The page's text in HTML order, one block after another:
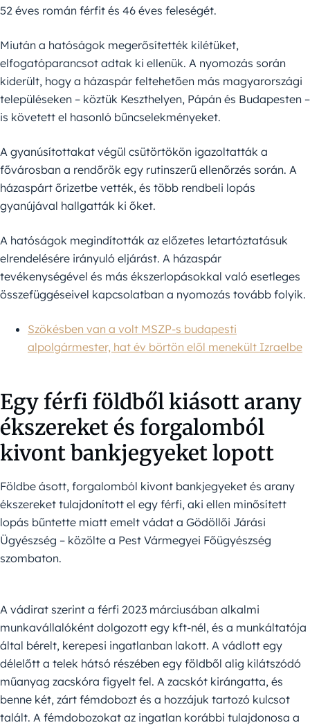
52 éves román férfit és 46 éves feleségét.
Miután a hatóságok megerősítették kilétüket,
elfogatóparancsot adtak ki ellenük. A nyomozás során
kiderült, hogy a házaspár feltehetően más magyarországi
településeken – köztük Keszthelyen, Pápán és Budapesten –
is követett el hasonló bűncselekményeket.
A gyanúsítottakat végül csütörtökön igazoltatták a
fővárosban a rendőrök egy rutinszerű ellenőrzés során. A
házaspárt őrizetbe vették, és több rendbeli lopás
gyanújával hallgatták ki őket.
A hatóságok megindították az előzetes letartóztatásuk
elrendelésére irányuló eljárást. A házaspár
tevékenységével és más ékszerlopásokkal való esetleges
összefüggéseivel kapcsolatban a nyomozás tovább folyik.
Szökésben van a volt MSZP-s budapesti
alpolgármester, hat év börtön elől menekült Izraelbe
Egy férfi földből kiásott arany
ékszereket és forgalomból
kivont bankjegyeket lopott
Földbe ásott, forgalomból kivont bankjegyeket és arany
ékszereket tulajdonított el egy férfi, aki ellen minősített
lopás bűntette miatt emelt vádat a Gödöllői Járási
Ügyészség – közölte a Pest Vármegyei Főügyészség
szombaton.
A vádirat szerint a férfi 2023 márciusában alkalmi
munkavállalóként dolgozott egy kft-nél, és a munkáltatója
által bérelt, kerepesi ingatlanban lakott. A vádlott egy
délelőtt a telek hátsó részében egy földből alig kilátszódó
műanyag zacskóra figyelt fel. A zacskót kirángatta, és
benne két, zárt fémdobozt és a hozzájuk tartozó kulcsot
talált. A fémdobozokat az ingatlan korábbi tulajdonosa a